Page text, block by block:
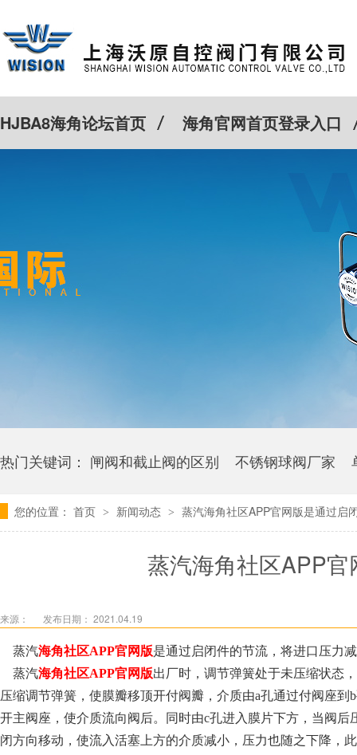
HJBA8海角论坛首页 海角官网首页登录入口
热门关键词： 闸阀和截止阀的区别 不锈钢球阀厂家
卫生级海角社区APP官网版多少钱
您的位置： 首页 > 新闻动态 > 蒸汽海角社区APP官网版是通过启
蒸汽海角社区APP
来源： 发布日期： 2021.04.19
蒸汽海角社区APP官网版是通过启闭件的节流，将进口压力减
蒸汽海角社区APP官网版出厂时，调节弹簧处于未压缩状态
压缩调节弹簧，使膜瓣移顶开付阀瓣，介质由a孔通过付阀座
开主阀座，使介质流向阀后。同时由c孔进入膜片下方，当阀
闭方向移动，使流入活塞上方的介质减小，压力也随之下降